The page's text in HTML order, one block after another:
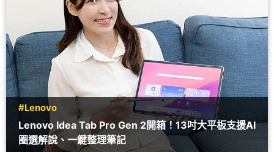
#Lenovo
Lenovo Idea Tab Pro Gen 2開箱！13吋大平板支援AI
圈選解說、一鍵整理筆記